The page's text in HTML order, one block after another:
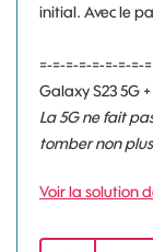
initial. Avec le
=-=-=-=-=-=-=-=-=
Galaxy S23 5G
La 5G ne fait
tomber non
Voir la solution